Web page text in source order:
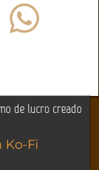
de lucro creado
Ko-Fi